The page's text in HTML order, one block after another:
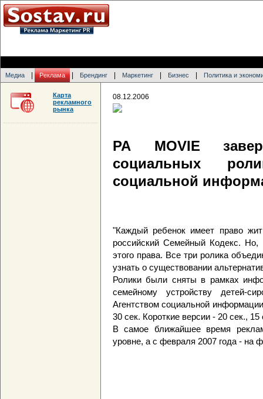
Медиа Реклама Брендинг Маркетинг Бизнес Политика и
08.12.2006
РА MOVIE
социальных
социальной
"Каждый ребенок имеет право
российский Семейный Кодекс.
этого права. Все три ролика
узнать о существовании
Ролики были сняты в рамках
семейному устройству детей-
Агентством социальной
30 сек. Короткие версии - 20 сек., 15
В самое ближайшее время
уровне, а с февраля 2007 года - на
Карта
рекламного
рынка